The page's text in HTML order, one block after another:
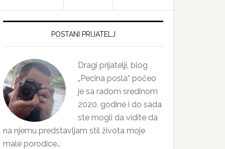
POSTANI PRIJATELJ
Dragi prijatelji, blog
„Pecina posla“ počeo
je sa radom sredinom
2020. godine i do sada
ste mogli da vidite da
na njemu predstavljam stil života moje
male porodice…